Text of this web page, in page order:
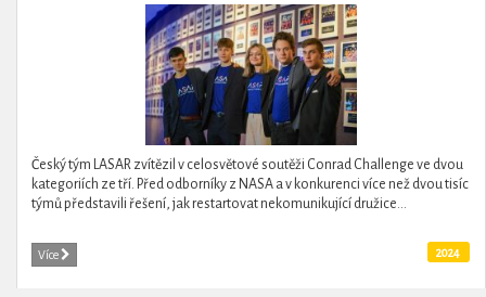
Český tým LASAR zvítězil v celosvětové soutěži Conrad Challenge ve dvou
kategoriích ze tří. Před odborníky z NASA a v konkurenci více než dvou tisíc
týmů představili řešení, jak restartovat nekomunikující družice...
Více 2024